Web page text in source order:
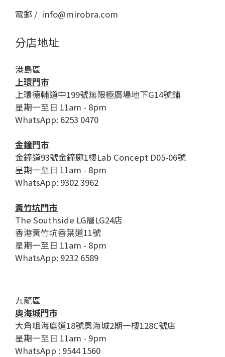
電郵 / info@mirobra.com
分店地址
港島區
上環門市
上環德輔道中199號無限極廣場地下G14號鋪
星期一至日 11am - 8pm
WhatsApp: 6253 0470
金鐘門市
金鐘道93號金鐘廊1樓Lab Concept D05-06號
星期一至日 11am - 8pm
WhatsApp: 9302 3962
黃竹坑門市
The Southside LG層LG24店
香港黃竹坑香葉道11號
星期一至日 11am - 8pm
WhatsApp: 9232 6589
九龍區
奧海城門市
大角咀海庭道18號奧海城2期一樓128C號店
星期一至日 11am - 9pm
WhatsApp : 9544 1560